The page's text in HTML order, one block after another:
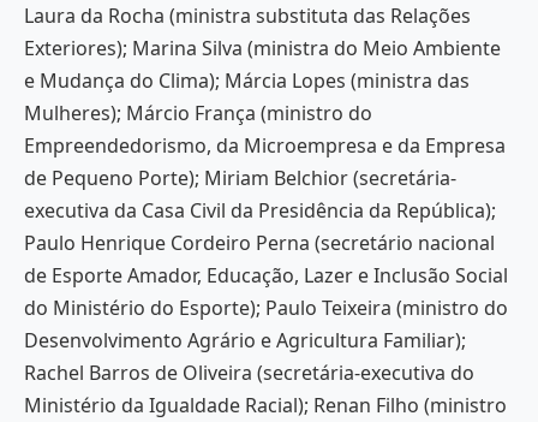
Laura da Rocha (ministra substituta das Relações
Exteriores); Marina Silva (ministra do Meio Ambiente
e Mudança do Clima); Márcia Lopes (ministra das
Mulheres); Márcio França (ministro do
Empreendedorismo, da Microempresa e da Empresa
de Pequeno Porte); Miriam Belchior (secretária-
executiva da Casa Civil da Presidência da República);
Paulo Henrique Cordeiro Perna (secretário nacional
de Esporte Amador, Educação, Lazer e Inclusão Social
do Ministério do Esporte); Paulo Teixeira (ministro do
Desenvolvimento Agrário e Agricultura Familiar);
Rachel Barros de Oliveira (secretária-executiva do
Ministério da Igualdade Racial); Renan Filho (ministro